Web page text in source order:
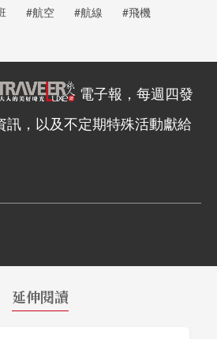
#航空 #航線 #飛機
電子報，每週四發
訊，以及不定期特殊活動獻給
延伸閱讀